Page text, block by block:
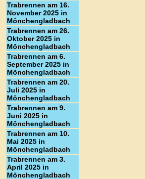
Trabrennen am 16.
November 2025 in
Mönchengladbach
Trabrennen am 26.
Oktober 2025 in
Mönchengladbach
Trabrennen am 6.
September 2025 in
Mönchengladbach
Trabrennen am 20.
Juli 2025 in
Mönchengladbach
Trabrennen am 9.
Juni 2025 in
Mönchengladbach
Trabrennen am 10.
Mai 2025 in
Mönchengladbach
Trabrennen am 3.
April 2025 in
Mönchengladbach